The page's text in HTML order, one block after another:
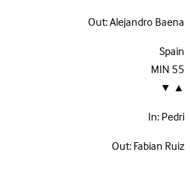
Out:Alejandro Baena
Spain
55
MIN
▲
▼
In:Pedri
Out:Fabian Ruiz